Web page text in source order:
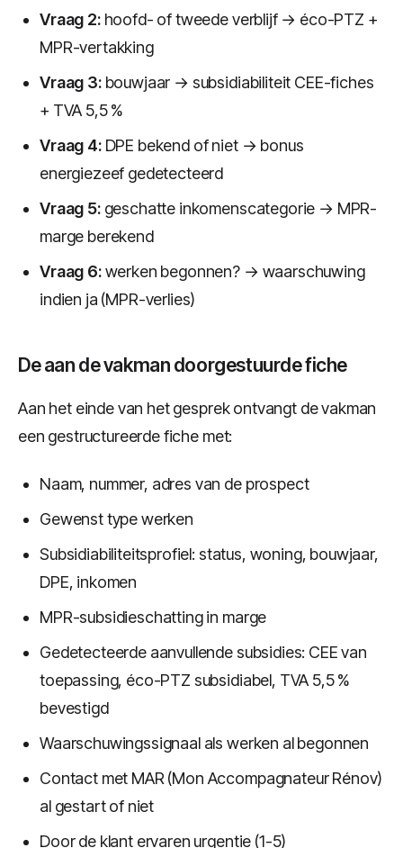
Vraag 2:hoofd- of tweede verblijf → éco-PTZ +
MPR-vertakking
Vraag 3:bouwjaar → subsidiabiliteit CEE-fiches
+ TVA 5,5 %
Vraag 4:DPE bekend of niet → bonus
energiezeef gedetecteerd
Vraag 5:geschatte inkomenscategorie → MPR-
marge berekend
Vraag 6:werken begonnen? → waarschuwing
indien ja (MPR-verlies)
De aan de vakman doorgestuurde fiche
Aan het einde van het gesprek ontvangt de vakman
een gestructureerde fiche met:
Naam, nummer, adres van de prospect
Gewenst type werken
Subsidiabiliteitsprofiel: status, woning, bouwjaar,
DPE, inkomen
MPR-subsidieschatting in marge
Gedetecteerde aanvullende subsidies: CEE van
toepassing, éco-PTZ subsidiabel, TVA 5,5 %
bevestigd
Waarschuwingssignaal als werken al begonnen
Contact met MAR (Mon Accompagnateur Rénov)
al gestart of niet
Door de klant ervaren urgentie (1-5)